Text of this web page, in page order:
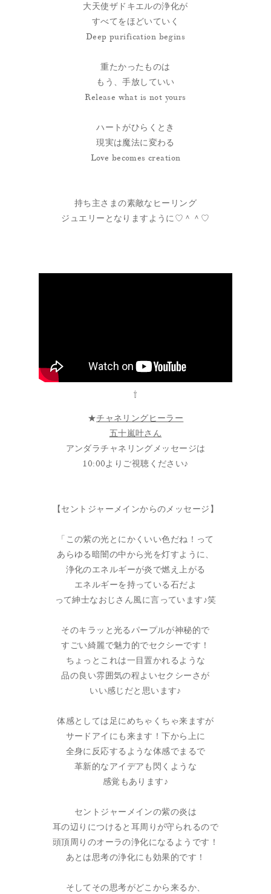
大天使ザドキエルの浄化が
すべてをほどいていく
Deep purification begins
重たかったものは
もう、手放していい
Release what is not yours
ハートがひらくとき
現実は魔法に変わる
Love becomes creation
持ち主さまの素敵なヒーリング
ジュエリーとなりますように♡＾＾♡
⇧
★チャネリングヒーラー
五十嵐叶さん
アンダラチャネリングメッセージは
10:00よりご視聴ください♪
【セントジャーメインからのメッセージ】
「この紫の光とにかくいい色だね！って
あらゆる暗闇の中から光を灯すように、
浄化のエネルギーが炎で燃え上がる
エネルギーを持っている石だよ
って紳士なおじさん風に言っています♪笑
そのキラッと光るパープルが神秘的で
すごい綺麗で魅力的でセクシーです！
ちょっとこれは一目置かれるような
品の良い雰囲気の程よいセクシーさが
いい感じだと思います♪
体感としては足にめちゃくちゃ来ますが
サードアイにも来ます！下から上に
全身に反応するような体感でまるで
革新的なアイデアも閃くような
感覚もあります♪
セントジャーメインの紫の炎は
耳の辺りにつけると耳周りが守られるので
頭頂周りのオーラの浄化になるようです！
あとは思考の浄化にも効果的です！
そしてその思考がどこから来るか、